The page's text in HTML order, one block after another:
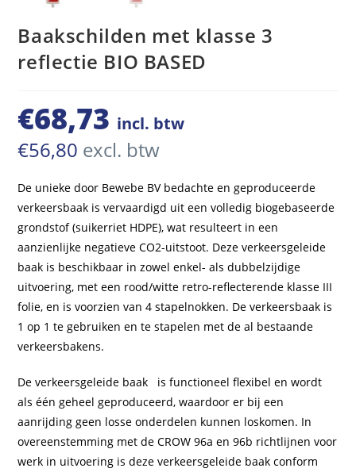
Baakschilden met klasse 3
reflectie BIO BASED
€68,73 incl. btw
€56,80 excl. btw
De unieke door Bewebe BV bedachte en geproduceerde
verkeersbaak is vervaardigd uit een volledig biogebaseerde
grondstof (suikerriet HDPE), wat resulteert in een
aanzienlijke negatieve CO2-uitstoot. Deze verkeersgeleide
baak is beschikbaar in zowel enkel- als dubbelzijdige
uitvoering, met een rood/witte retro-reflecterende klasse III
folie, en is voorzien van 4 stapelnokken. De verkeersbaak is
1 op 1 te gebruiken en te stapelen met de al bestaande
verkeersbakens.
De verkeersgeleide baak is functioneel flexibel en wordt
als één geheel geproduceerd, waardoor er bij een
aanrijding geen losse onderdelen kunnen loskomen. In
overeenstemming met de CROW 96a en 96b richtlijnen voor
werk in uitvoering is deze verkeersgeleide baak conform